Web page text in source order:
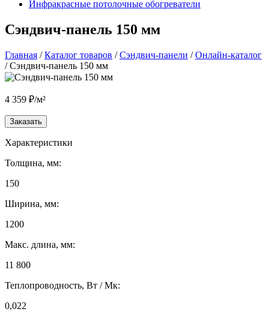
Инфракрасные потолочные обогреватели
Сэндвич-панель 150 мм
Главная /Каталог товаров /Сэндвич-панели /Онлайн-каталог
/ Сэндвич-панель 150 мм
4 359 ₽/м²
Заказать
Характеристики
Толщина, мм:
150
Ширина, мм:
1200
Макс. длина, мм:
11 800
Теплопроводность, Вт / Мк:
0,022